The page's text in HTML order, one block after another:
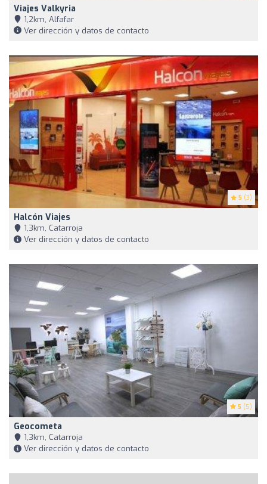
Viajes Valkyria
1,2km, Alfafar
Ver dirección y datos de contacto
5 (3)
Halcón Viajes
1,3km, Catarroja
Ver dirección y datos de contacto
5 (5)
Geocometa
1,3km, Catarroja
Ver dirección y datos de contacto